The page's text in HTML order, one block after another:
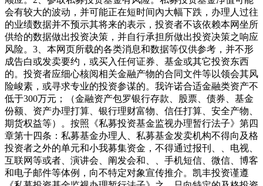
会有较大的波动，并可能正在短时间內大幅下跌，办理人过往
的业绩数据并不预示其将来的表示，投资者不该依赖本网坐所
供给的数据做出投资决策，并自行承担所做出投资决策之响应
风险。3、本网页所载的各类消息和数据等仅供参考，并不形
成告白或发卖要约，或买入任何证券、基金或其它投资东西
的。投资者应细心核阅相关金融产物的合同文件等以领会其风
险峻素，或寻求专业的投资参谋的。我许诺合适金融类资产不
低于300万元；（金融资产包罗银行存款、股票、债券、基金
份额、资产办理打算、银行理财富物、信任打算、安全产物、
期货权益等）。按照《私募投资基金监视办理暂行法子》第四
章第十四条：私募基金办理人、私募基金发卖机构不得向及格
投资者之外的单元和小我募集资金，不得通过报刊、、电视、
互联网等或者、演讲会、阐发会和、、手机短信、微信、博客
和电子邮件等体例，向不特定对象宣传推介。凯丰投资谨遵